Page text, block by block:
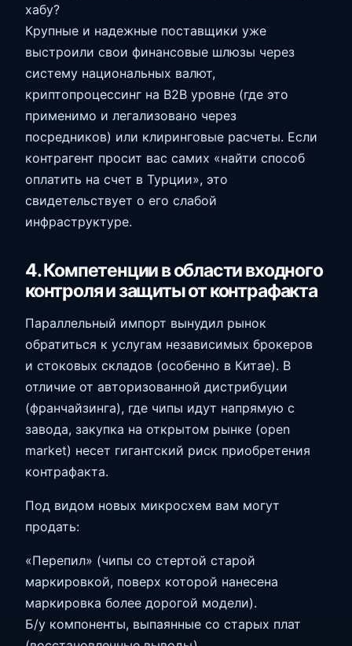
хабу?
Крупные и надежные поставщики уже
выстроили свои финансовые шлюзы через
систему национальных валют,
криптопроцессинг на В2В уровне (где это
применимо и легализовано через
посредников) или клиринговые расчеты. Если
контрагент просит вас самих «найти способ
оплатить на счет в Турции», это
свидетельствует о его слабой
инфраструктуре.
4. Компетенции в области входного
контроля и защиты от контрафакта
Параллельный импорт вынудил рынок
обратиться к услугам независимых брокеров
и стоковых складов (особенно в Китае). В
отличие от авторизованной дистрибуции
(франчайзинга), где чипы идут напрямую с
завода, закупка на открытом рынке (open
market) несет гигантский риск приобретения
контрафакта.
Под видом новых микросхем вам могут
продать:
«Перепил» (чипы со стертой старой
маркировкой, поверх которой нанесена
маркировка более дорогой модели).
Б/у компоненты, выпаянные со старых плат